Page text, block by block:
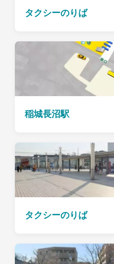
タクシーのりば
稲城長沼駅
タクシーのりば